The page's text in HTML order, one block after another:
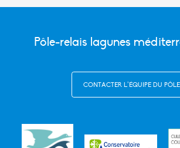
Pôle-relais lagunes
CONTACTER L’ÉQUIPE DU PÔLE